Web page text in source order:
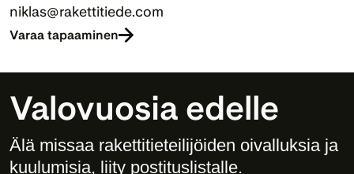
niklas@rakettitiede.com
Varaa tapaaminen
Valovuosia edelle
Älä missaa rakettitieteilijöiden oivalluksia ja
kuulumisia, liity postituslistalle.